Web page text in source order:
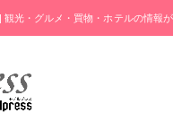
光・グルメ・買物・ホテルの情報